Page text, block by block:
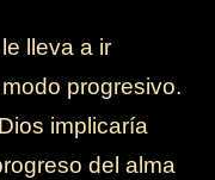
lleva a ir
progresivo.
implicaría
del alma